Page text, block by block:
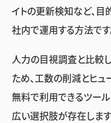
イトの更新検知など、
社内で運用する方法です
人力の目視調査と比較
ため、工数の削減とヒュ
無料で利用できるツー
広い選択肢が存在しま